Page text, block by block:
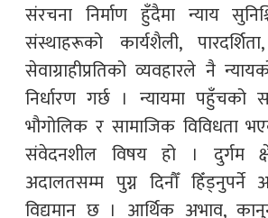
संरचना निर्माण हुँदैमा न्याय
संस्थाहरूको कार्यशैली,
सेवाग्राहीप्रतिको व्यवहारले नै
निर्धारण गर्छ । न्यायमा पहुँचको
भौगोलिक र सामाजिक विविधता
संवेदनशील विषय हो । दुर्गम
अदालतसम्म पुग्न दिनौँ
विद्यमान छ । आर्थिक अभाव,